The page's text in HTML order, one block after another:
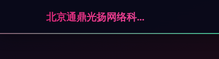
北京通鼎光扬网络科技有限公司